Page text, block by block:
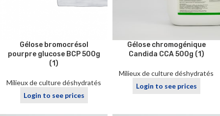
Gélose bromocrésol
pourpre glucose BCP 500g
(1)
Milieux de culture déshydratés
Login to see prices
Gélose chromogénique
Candida CCA 500g (1)
Milieux de culture déshydratés
Login to see prices